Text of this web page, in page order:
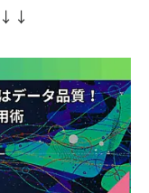
↓↓